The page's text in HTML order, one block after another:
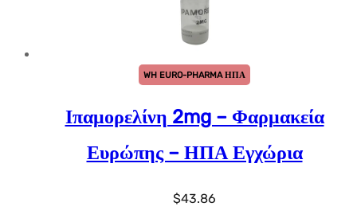
WH EURO-PHARMA ΗΠΑ
Ιπαμορελίνη 2mg – Φαρμακεία
Ευρώπης – ΗΠΑ Εγχώρια
$43.86